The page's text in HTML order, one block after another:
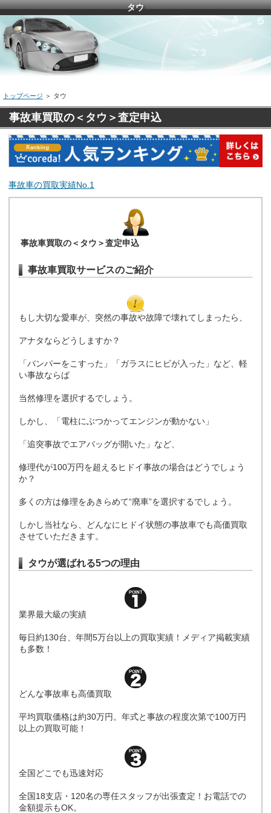
タウ
トップページ ＞ タウ
事故車買取の＜タウ＞査定申込
事故車の買取実績No.1
事故車買取の＜タウ＞査定申込
事故車買取サービスのご紹介
もし大切な愛車が、突然の事故や故障で壊れてしまったら、
アナタならどうしますか？
「バンパーをこすった」「ガラスにヒビが入った」など、軽
い事故ならば
当然修理を選択するでしょう。
しかし、「電柱にぶつかってエンジンが動かない」
「追突事故でエアバッグが開いた」など、
修理代が100万円を超えるヒドイ事故の場合はどうでしょう
か？
多くの方は修理をあきらめて“廃車”を選択するでしょう。
しかし当社なら、どんなにヒドイ状態の事故車でも高価買取
させていただきます。
タウが選ばれる5つの理由
業界最大級の実績
毎日約130台、年間5万台以上の買取実績！メディア掲載実績
も多数！
どんな事故車も高価買取
平均買取価格は約30万円。年式と事故の程度次第で100万円
以上の買取可能！
全国どこでも迅速対応
全国18支店・120名の専任スタッフが出張査定！お電話での
金額提示もOK。